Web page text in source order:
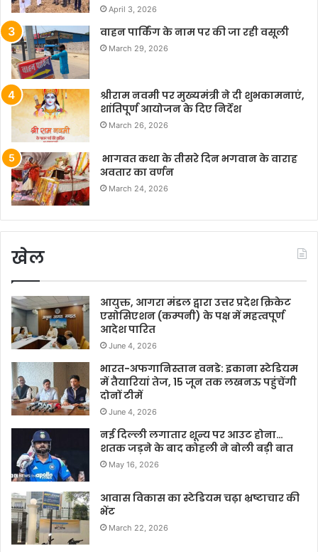
April 3, 2026
वाहन पार्किंग के नाम पर की जा रही वसूली
March 29, 2026
श्रीराम नवमी पर मुख्यमंत्री ने दी शुभकामनाएं,
शांतिपूर्ण आयोजन के दिए निर्देश
March 26, 2026
भागवत कथा के तीसरे दिन भगवान के वाराह
अवतार का वर्णन
March 24, 2026
खेल
आयुक्त, आगरा मंडल द्वारा उत्तर प्रदेश क्रिकेट
एसोसिएशन (कम्पनी) के पक्ष में महत्वपूर्ण
आदेश पारित
June 4, 2026
भारत-अफगानिस्तान वनडे: इकाना स्टेडियम
में तैयारियां तेज, 15 जून तक लखनऊ पहुंचेंगी
दोनों टीमें
June 4, 2026
नई दिल्ली लगातार शून्य पर आउट होना…
शतक जड़ने के बाद कोहली ने बोली बड़ी बात
May 16, 2026
आवास विकास का स्टेडियम चढ़ा भ्रष्टाचार की
भेंट
March 22, 2026